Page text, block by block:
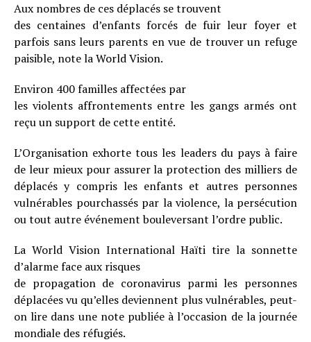
Aux nombres de ces déplacés se trouvent
des centaines d’enfants forcés de fuir leur foyer et
parfois sans leurs parents en vue de trouver un refuge
paisible, note la World Vision.
Environ 400 familles affectées par
les violents affrontements entre les gangs armés ont
reçu un support de cette entité.
L’Organisation exhorte tous les leaders du pays à faire
de leur mieux pour assurer la protection des milliers de
déplacés y compris les enfants et autres personnes
vulnérables pourchassés par la violence, la persécution
ou tout autre événement bouleversant l’ordre public.
La World Vision International Haïti tire la sonnette
d’alarme face aux risques
de propagation de coronavirus parmi les personnes
déplacées vu qu’elles deviennent plus vulnérables, peut-
on lire dans une note publiée à l’occasion de la journée
mondiale des réfugiés.